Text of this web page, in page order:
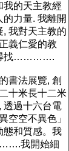
我的天主教經
力量. 我離開
我對天主教的
義仁愛的教
尋找………….
書法展覽, 創
十米長十二米
透過十六台電
空空不異色」
態和質感。我
…….我開始細